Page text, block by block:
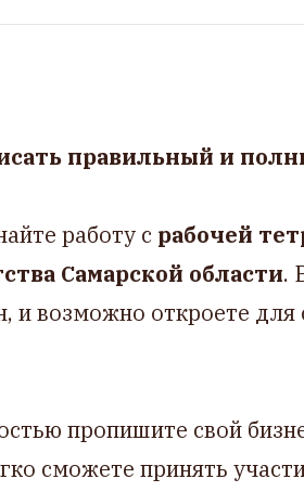
правильный и
работу с рабочей
Самарской области.
и возможно откроете
пропишите свой
сможете принять